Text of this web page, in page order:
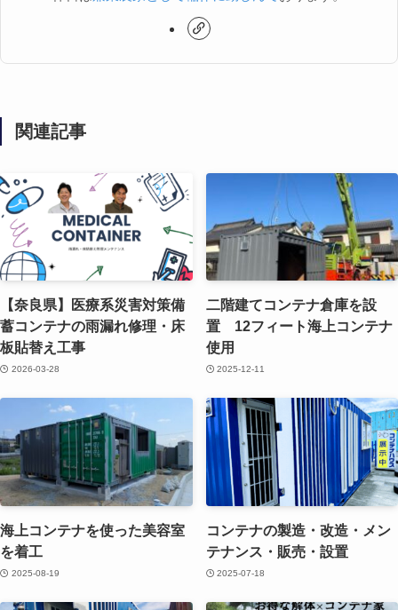
関連記事
【奈良県】医療系災害対策備
蓄コンテナの雨漏れ修理・床
板貼替え工事
2026-03-28
二階建てコンテナ倉庫を設
置 12フィート海上コンテナ
使用
2025-12-11
海上コンテナを使った美容室
を着工
2025-08-19
コンテナの製造・改造・メン
テナンス・販売・設置
2025-07-18